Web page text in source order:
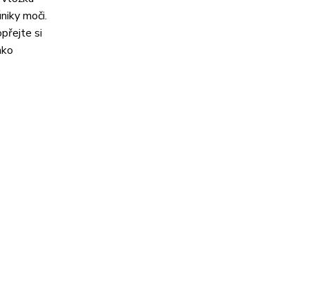
moči.
si